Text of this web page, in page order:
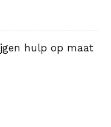
hulp op maat